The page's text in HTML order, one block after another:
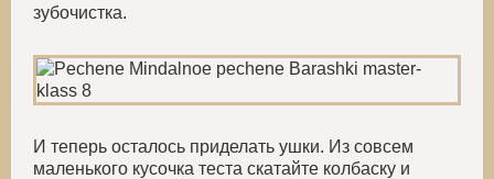
зубочистка.
И теперь осталось приделать ушки. Из совсем
маленького кусочка теста скатайте колбаску и